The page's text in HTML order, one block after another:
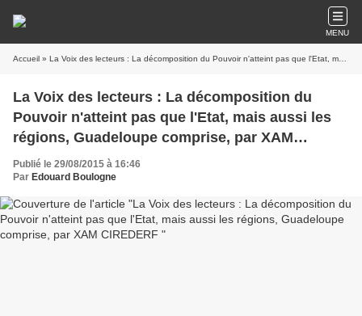
MENU
Accueil » La Voix des lecteurs : La décomposition du Pouvoir n'atteint pas que l'Etat, mais aussi les régions, Guadeloupe comprise, par XAM CIREDERF
La Voix des lecteurs : La décomposition du
Pouvoir n'atteint pas que l'Etat, mais aussi les
régions, Guadeloupe comprise, par XAM
CIREDERF
Publié le 29/08/2015 à 16:46
Par Edouard Boulogne